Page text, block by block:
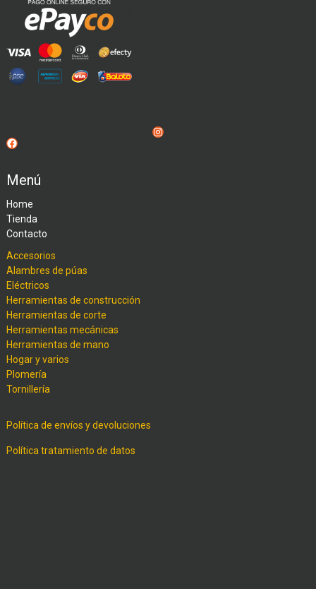
Instagram
Facebook
Menú
Home
Tienda
Contacto
Accesorios
Alambres de púas
Eléctricos
Herramientas de construcción
Herramientas de corte
Herramientas mecánicas
Herramientas de mano
Hogar y varios
Plomería
Tornillería
Política de envíos y devoluciones
Política tratamiento de datos